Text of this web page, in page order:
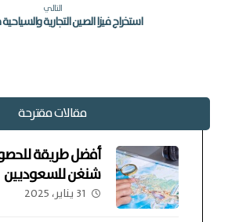
التالي
استخراج فيزا الصين التجارية
مقالات مقترحة
أفضل طريقة
شنغن للسعوديين
31 يناير، 2025